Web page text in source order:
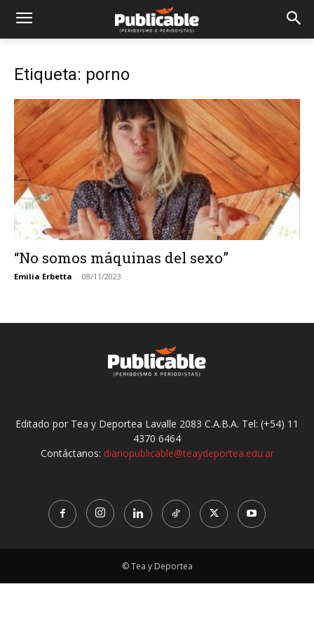
Etiqueta: porno
“No somos máquinas del sexo”
Emilia Erbetta - 08/11/2023
Editado por Tea y Deportea Lavalle 2083 C.A.B.A. Tel: (+54) 11
4370 6464
Contáctanos: diariopublicable@teaydeportea.edu.ar
© Tea y Deportea